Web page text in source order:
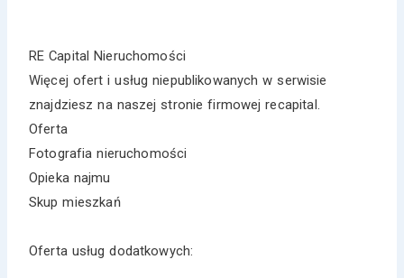
RE Capital Nieruchomości
Więcej ofert i usług niepublikowanych w serwisie
znajdziesz na naszej stronie firmowej recapital.
Oferta
Fotografia nieruchomości
Opieka najmu
Skup mieszkań
Oferta usług dodatkowych: